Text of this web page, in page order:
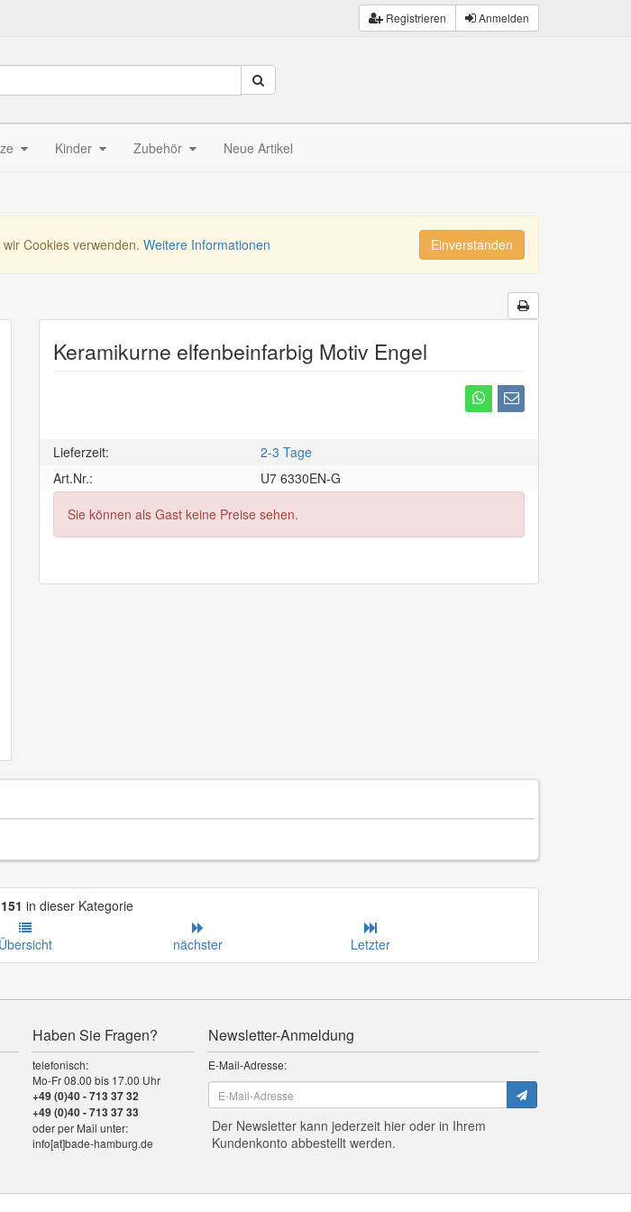
Registrieren Anmelden
Kinder Zubehör Neue Artikel
Cookies verwenden. Weitere Informationen Einverstanden
Keramikurne elfenbeinfarbig Motiv Engel
Lieferzeit:
2-3 Tage
Art.Nr.:
U7 6330EN-G
Sie können als Gast keine Preise sehen.
in dieser Kategorie
Übersicht nächster Letzter
Haben Sie Fragen?
telefonisch:
Mo-Fr 08.00 bis 17.00 Uhr
+49 (0)40 - 713 37 32
+49 (0)40 - 713 37 33
oder per Mail unter:
info[at]bade-hamburg.de
Newsletter-Anmeldung
E-Mail-Adresse:
Der Newsletter kann jederzeit hier oder in Ihrem
Kundenkonto abbestellt werden.